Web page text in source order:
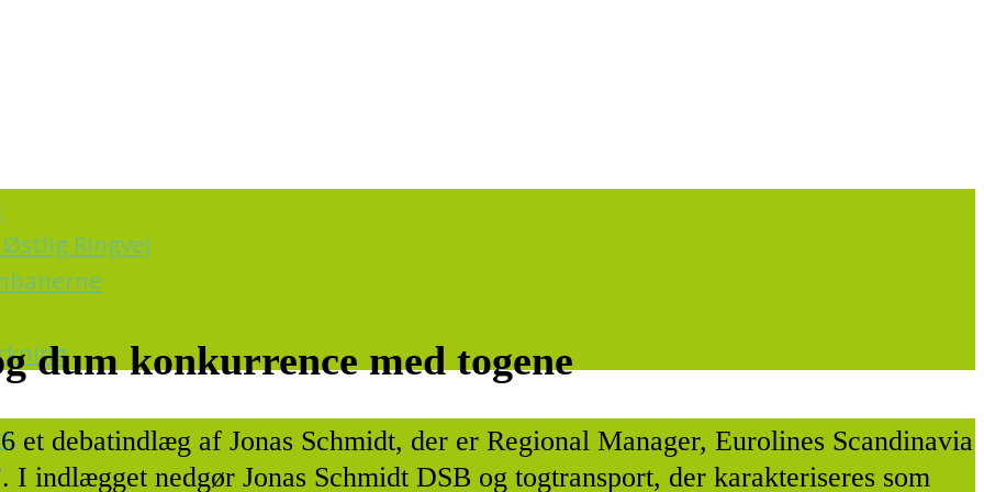
Ringvej
dum konkurrence med togene
et debatindlæg af Jonas Schmidt, der er Regional Manager, Eurolines Scandinavia
indlægget nedgør Jonas Schmidt DSB og togtransport, der karakteriseres som